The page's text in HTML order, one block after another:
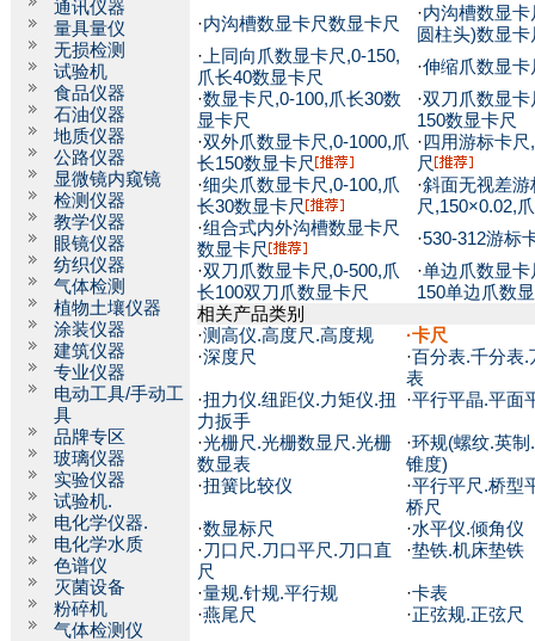
通讯仪器
量具量仪
无损检测
试验机
食品仪器
石油仪器
地质仪器
公路仪器
显微镜内窥镜
检测仪器
教学仪器
眼镜仪器
纺织仪器
气体检测
植物土壤仪器
涂装仪器
建筑仪器
专业仪器
电动工具/手动工
具
品牌专区
玻璃仪器
实验仪器
试验机.
电化学仪器.
电化学水质
色谱仪
灭菌设备
粉碎机
气体检测仪
·内沟槽数显卡尺数显卡尺
·内沟槽数显
圆柱头)数显卡
· 上同向爪数显卡尺,0-150,
爪长40数显卡尺
·伸缩爪数显
·数显卡尺,0-100,爪长30数
显卡尺
·双刀爪数显卡
150数显卡尺
·双外爪数显卡尺,0-1000,爪
长150数显卡尺
· 四用游标卡
尺
·细尖爪数显卡尺,0-100,爪
长30数显卡尺
·斜面无视差游
尺,150×0.02,
·组合式内外沟槽数显卡尺
数显卡尺
·530-312游标
·双刀爪数显卡尺,0-500,爪
长100双刀爪数显卡尺
·单边爪数显卡
150单边爪数
相关产品类别
·测高仪.高度尺.高度规 ·卡尺
·深度尺 ·百分表.千分表.
表
·扭力仪.纽距仪.力矩仪.扭
力扳手
·平行平晶.平面
·光栅尺.光栅数显尺.光栅
数显表
·环规(螺纹.英制
锥度)
·扭簧比较仪 ·平行平尺.桥型
桥尺
·数显标尺 ·水平仪.倾角仪
·刀口尺.刀口平尺.刀口直
尺
·垫铁.机床垫铁
·量规.针规.平行规 ·卡表
·燕尾尺 ·正弦规.正弦尺